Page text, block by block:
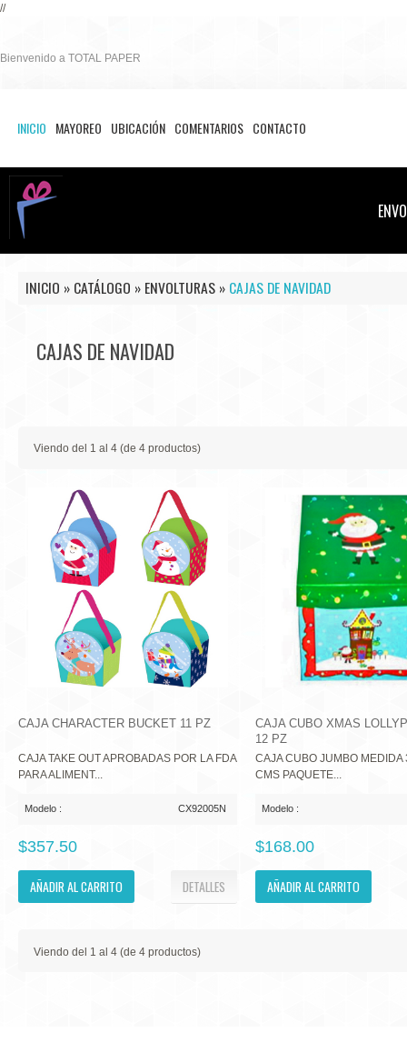
//
INICIO MAYOREO UBICACIÓN COMENTARIOS CONTACTO
Bienvenido a TOTAL PAPER
INICIO » CATÁLOGO » ENVOLTURAS » CAJAS DE NAVIDAD
CAJAS DE NAVIDAD
Viendo del 1 al 4 (de 4 productos)
CAJA CHARACTER BUCKET 11 PZ
CAJA TAKE OUT APROBADAS POR LA FDA
PARA ALIMENT...
Modelo : CX92005N
$357.50
DETALLES
AÑADIR AL CARRITO
CAJA CUBO XMAS
12 PZ
CAJA CUBO JUMBO MEDIDA
CMS PAQUETE...
Modelo :
$168.00
AÑADIR AL CARRITO
Viendo del 1 al 4 (de 4 productos)